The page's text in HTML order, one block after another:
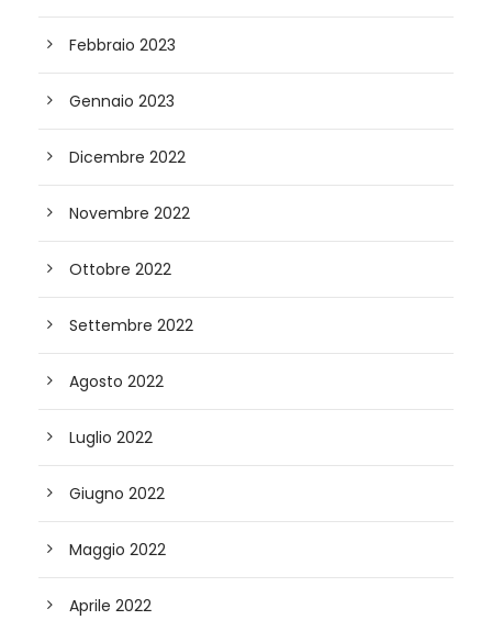
Febbraio 2023
Gennaio 2023
Dicembre 2022
Novembre 2022
Ottobre 2022
Settembre 2022
Agosto 2022
Luglio 2022
Giugno 2022
Maggio 2022
Aprile 2022